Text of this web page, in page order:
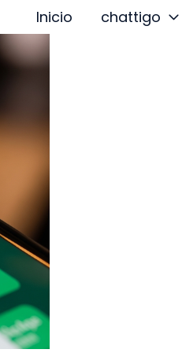
Inicio chattigo